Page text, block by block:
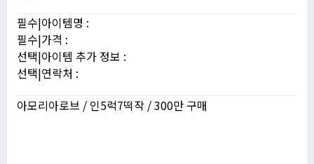
필수|아이템명 :
필수|가격 :
선택|아이템 추가 정보 :
선택|연락처 :
아모리아로브 / 인5럭7떡작 / 300만 구매